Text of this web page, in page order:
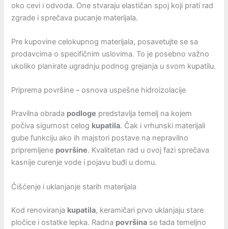
oko cevi i odvoda. One stvaraju elastičan spoj koji prati rad
zgrade i sprečava pucanje materijala.
Pre kupovine celokupnog materijala, posavetujte se sa
prodavcima o specifičnim uslovima. To je posebno važno
ukoliko planirate ugradnju podnog grejanja u svom kupatilu.
Priprema površine – osnova uspešne hidroizolacije
Pravilna obrada podloge predstavlja temelj na kojem
počiva sigurnost celog kupatila. Čak i vrhunski materijali
gube funkciju ako ih majstori postave na nepravilno
pripremljene površine. Kvalitetan rad u ovoj fazi sprečava
kasnije curenje vode i pojavu buđi u domu.
Čišćenje i uklanjanje starih materijala
Kod renoviranja kupatila, keramičari prvo uklanjaju stare
pločice i ostatke lepka. Radna površina se tada temeljno